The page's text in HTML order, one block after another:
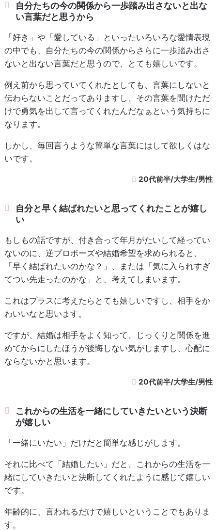
自分たちの今の関係から一歩踏み出さないと出な
い言葉だと思うから
「好き」や「愛している」といったいろいろな愛情表現
の中でも、自分たちの今の関係からさらに一歩踏み出さ
ないと出ない言葉だと思うので、とても嬉しいです。
例え前から思っていてくれたとしても、言葉にしないと
伝わらないことだってありますし、その言葉を聞けただ
けで勇気を出して言ってくれたんだなぁという気持ちに
なります。
しかし、毎回言うような簡単な言葉にはして欲しくはな
いです。
20代前半/大学生/男性
自分と早く結ばれたいと思ってくれたことが嬉し
い
もしもの話ですが、付き合って年月がたいして経ってい
ないのに、逆プロポーズや結婚希望を求められると、
「早く結ばれたいのかな？」、または「気に入られすぎ
てつい先走ったのかな」と、考えてしまいます。
これはプラスに考えたらとても嬉しいですし、相手をか
わいいなと思います。
ですが、結婚は相手をよく知って、じっくりと関係を進
めてからにしたほうが後悔しない気がしますし、心配に
ならないかと思います。
20代前半/大学生/男性
これからの生活を一緒にしていきたいという決断
が嬉しい
「一緒にいたい」だけだと簡単な感じがします。
それに比べて「結婚したい」だと、これからの生活を一
緒にしていきたいと決断してくれたように感じて嬉しい
です。
年齢的に、言われるだけで嬉しいということでもありま
す。